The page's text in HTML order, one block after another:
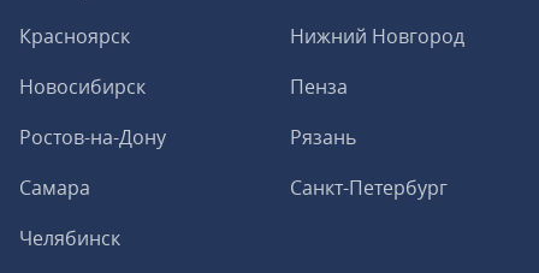
Красноярск
Нижний Новгород
Новосибирск
Пенза
Ростов-на-Дону
Рязань
Самара
Санкт-Петербург
Челябинск